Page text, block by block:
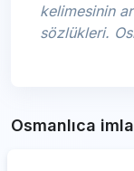
kelimesinin
sözlükleri.
Osmanlıca